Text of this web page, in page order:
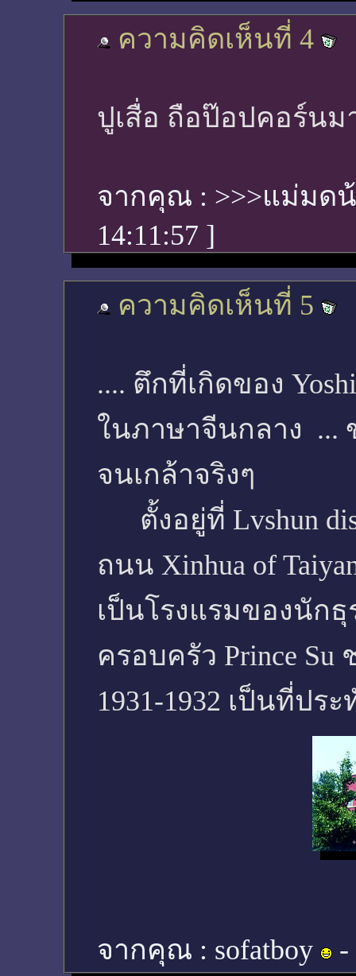
ความคิดเห็นที่ 4
ปูเสื่อ ถือป๊อปคอร์นม
จากคุณ : >>>แม่มด
14:11:57 ]
ความคิดเห็นที่ 5
.... ตึกที่เกิดของ
ในภาษาจีนกลาง
จนเกล้าจริงๆ
ตั้งอยู่ที่ Lvshun
ถนน Xinhua of
เป็นโรงแรมของนัก
ครอบครัว Prince Su
1931-1932 เป็นที่ปร
จากคุณ : sofatboy